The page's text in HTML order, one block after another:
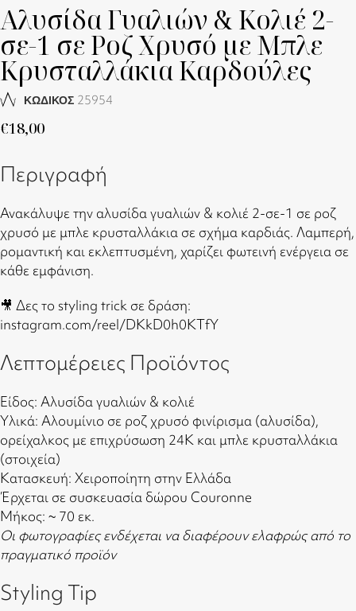
Αλυσίδα Γυαλιών & Κολιέ 2-
σε-1 σε Ροζ Χρυσό με Μπλε
Κρυσταλλάκια Καρδούλες
ΚΩΔΙΚΟΣ 25954
€18,00
Περιγραφή
Ανακάλυψε την αλυσίδα γυαλιών & κολιέ 2-σε-1 σε ροζ
χρυσό με μπλε κρυσταλλάκια σε σχήμα καρδιάς. Λαμπερή,
ρομαντική και εκλεπτυσμένη, χαρίζει φωτεινή ενέργεια σε
κάθε εμφάνιση.
🎥 Δες το styling trick σε δράση:
instagram.com/reel/DKkD0h0KTfY
Λεπτομέρειες Προϊόντος
Είδος: Αλυσίδα γυαλιών & κολιέ
Υλικά: Αλουμίνιο σε ροζ χρυσό φινίρισμα (αλυσίδα),
ορείχαλκος με επιχρύσωση 24Κ και μπλε κρυσταλλάκια
(στοιχεία)
Κατασκευή: Χειροποίητη στην Ελλάδα
Έρχεται σε συσκευασία δώρου Couronne
Μήκος: ~ 70 εκ.
Οι φωτογραφίες ενδέχεται να διαφέρουν ελαφρώς από το
πραγματικό προϊόν
Styling Tip